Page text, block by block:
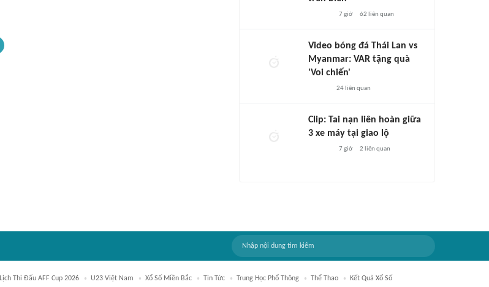
7 giờ 62 liên quan
Video bóng đá Thái Lan vs
Myanmar: VAR tặng quà
'Voi chiến'
24liên quan
Clip: Tai nạn liên hoàn giữa
3 xe máy tại giao lộ
7 giờ 2 liên quan
Lịch Thi Đấu AFF Cup 2026 U23 Việt Nam Xổ Số Miền Bắc Tin Tức Trung Học Phổ Thông Thể Thao
Kết Quả Xổ Số